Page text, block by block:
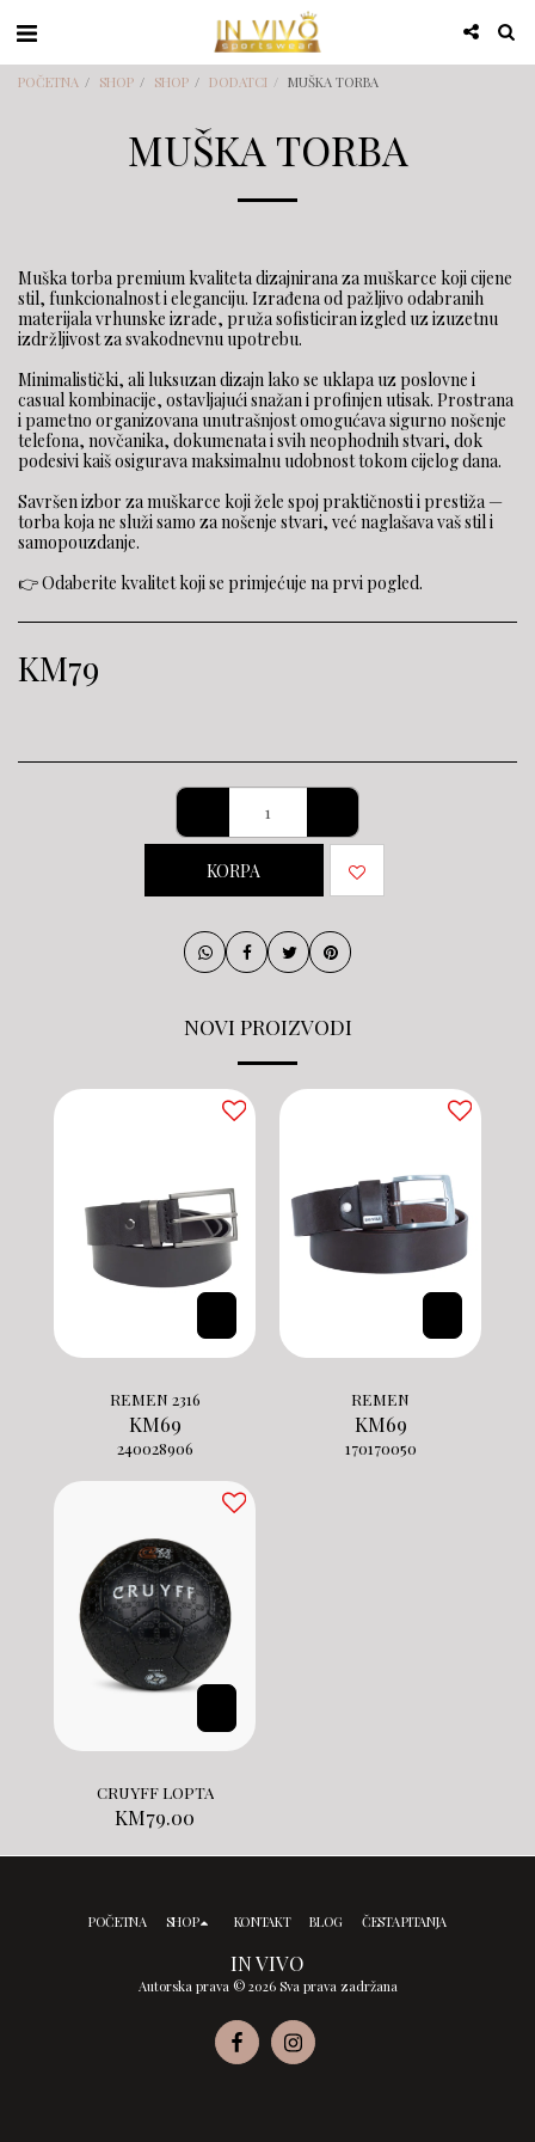
POČETNA SHOP SHOP DODATCI MUŠKA TORBA
MUŠKA TORBA
Muška torba premium kvaliteta dizajnirana za muškarce koji cijene
stil, funkcionalnost i eleganciju. Izrađena od pažljivo odabranih
materijala vrhunske izrade, pruža sofisticiran izgled uz izuzetnu
izdržljivost za svakodnevnu upotrebu.
Minimalistički, ali luksuzan dizajn lako se uklapa uz poslovne i
casual kombinacije, ostavljajući snažan i profinjen utisak. Prostrana
i pametno organizovana unutrašnjost omogućava sigurno nošenje
telefona, novčanika, dokumenata i svih neophodnih stvari, dok
podesivi kaiš osigurava maksimalnu udobnost tokom cijelog dana.
Savršen izbor za muškarce koji žele spoj praktičnosti i prestiža —
torba koja ne služi samo za nošenje stvari, već naglašava vaš stil i
samopouzdanje.
👉 Odaberite kvalitet koji se primjećuje na prvi pogled.
KM79
KORPA
NOVI PROIZVODI
REMEN 2316
KM69
240028906
REMEN
KM69
170170050
CRUYFF LOPTA
KM79.00
IN VIVO
Autorska prava © 2026 Sva prava zadržana
POČETNA SHOP KONTAKT BLOG ČESTA PITANJA